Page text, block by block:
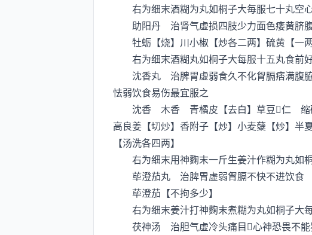
右为细末酒糊为丸如桐子大毎服七十丸空
助阳丹 治肾气虚损四肢少力面色痿黄脐
牡蛎【烧】川小椒【炒各二两】硫黄【一两
右为细末酒糊丸如桐子大每服十五丸食前
沈香丸 治脾胃虚弱食久不化胷膈痞满腹脇
怯弱饮食易伤最宜服之
沈香 木香 青橘皮【去白】草豆仁 缩砂
高良姜【切炒】香附子【炒】小麦糵【炒】半
【汤洗各四两】
右为细末用神麴末一斤生姜汁作糊为丸如
荜澄茄丸 治脾胃虚弱胷膈不快不进饮食
荜澄茄【不拘多少】
右为细末姜汁打神麴末煮糊为丸如桐子大
茯神汤 治胆气虚冷头痛目心神恐畏不能